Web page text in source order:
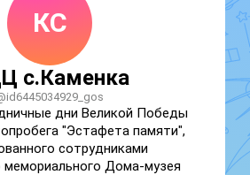
КС
с.Каменка
дни Великой Победы
"Эстафета памяти",
сотрудниками
мемориального Дома-музея